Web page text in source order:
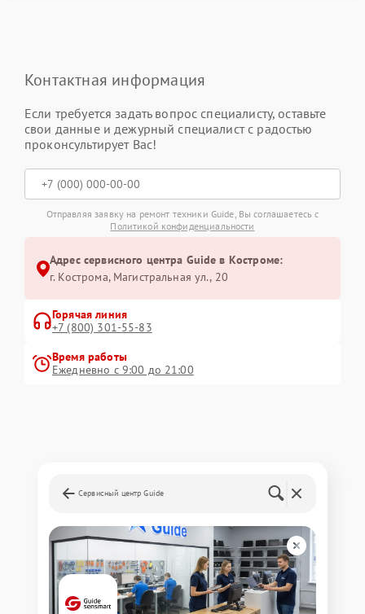
Контактная информация
Если требуется задать вопрос специалисту, оставьте
свои данные и дежурный специалист с радостью
проконсультирует Вас!
Отправляя заявку на ремонт техники Guide, Вы соглашаетесь с
Политикой конфиденциальности
Адрес сервисного центра Guide в Костроме:
г. Кострома, Магистральная ул., 20
Горячая линия
+7 (800) 301-55-83
Время работы
Ежедневно с 9:00 до 21:00
Сервисный центр Guide